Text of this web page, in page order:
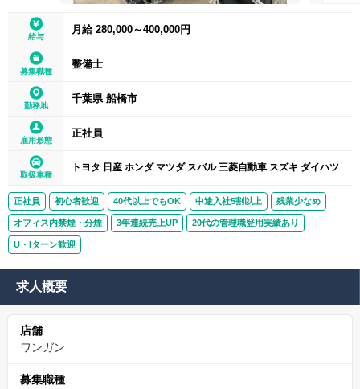
給与
月給 280,000～400,000円
募集職種
整備士
勤務地
千葉県 船橋市
雇用形態
正社員
取扱車種
トヨタ 日産 ホンダ マツダ スバル 三菱自動車 スズキ ダイハツ
正社員 初心者歓迎 40代以上でもOK 中途入社5割以上 残業少なめ
オフィス内禁煙・分煙 3年連続売上UP 20代の管理職登用実績あり
U・Iターン歓迎
求人概要
店舗
ワンガン
募集職種